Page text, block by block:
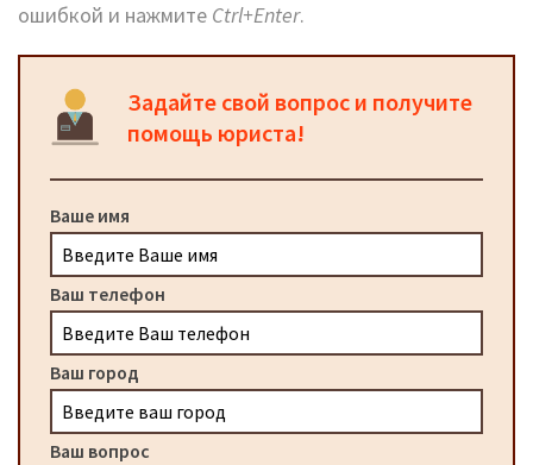
ошибкой и нажмите Ctrl+Enter.
Задайте свой вопрос и получите
помощь юриста!
Ваше имя
Ваш телефон
Ваш город
Ваш вопрос